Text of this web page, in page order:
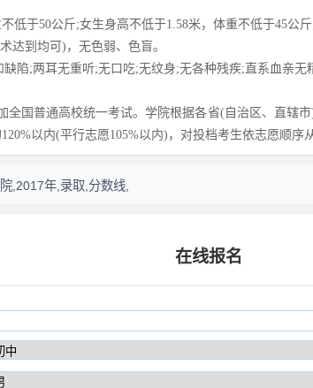
低于50公斤;女生身高不低于1.58米，体重不低于45公斤
达到均可)，无色弱、色盲。
陷;两耳无重听;无口吃;无纹身;无各种残疾;直系血亲无
全国普通高校统一考试。学院根据各省(自治区、直辖
以内(平行志愿105%以内)，对投档考生依志愿顺序
,2017年,录取,分数线,
在线报名